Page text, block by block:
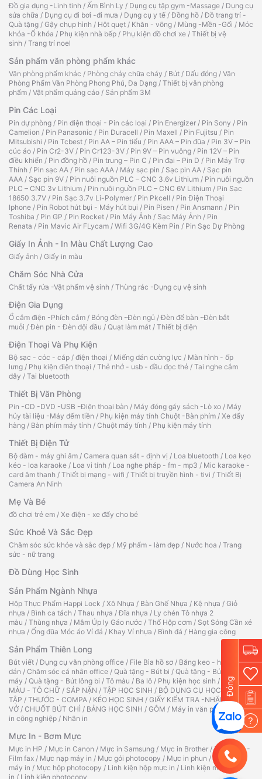
Đồ gia dụng -Linh tinh / Ấm Bình Ly / Dụng cụ tập gym -Massage / Dụng cụ
sửa chữa / Dụng cụ đi bơi -đi mưa / Dụng cụ y tế /Đồng hồ /Đồ trang trí -
Quà tặng / Gậy chụp hình / Hột quẹt / Khăn - võng / Mùng -Mền -Gối / Móc
khóa -Ổ khóa / Phụ kiện nhà bếp / Phụ kiện đồ chơi xe / Thiết bị vệ
sinh / Trang trí noel
Sản phẩm văn phòng phẩm khác
Văn phòng phẩm khác / Phòng cháy chữa cháy / Bút / Dấu đóng / Văn
Phòng Phẩm Văn Phòng Phong Phú, Đa Dạng / Thiết bị văn phòng
phẩm / Vật phẩm quảng cáo / Sản phẩm 3M
Pin Các Loại
Pin dự phòng / Pin điện thoại - Pin các loại / Pin Energizer / Pin Sony / Pin
Camelion / Pin Panasonic / Pin Duracell / Pin Maxell / Pin Fujitsu / Pin
Mitsubishi / Pin Tcbest / Pin AA – Pin tiểu / Pin AAA – Pin đũa / Pin 3V – Pin
cúc áo / Pin Cr2-3V / Pin Cr123-3V / Pin 9V – Pin vuông / Pin 12V – Pin
điều khiển / Pin đồng hồ / Pin trung – Pin C / Pin đại – Pin D / Pin Máy Trợ
Thính / Pin sạc AA / Pin sạc AAA / Máy sạc pin / Sạc pin AA / Sạc pin
AAA / Sạc pin 9V / Pin nuôi nguồn PLC – CNC 3.6v Lithium / Pin nuôi nguồn
PLC – CNC 3v Lithium / Pin nuôi nguồn PLC – CNC 6V Lithium / Pin Sạc
18650 3.7V / Pin Sạc 3.7v Li-Polymer / Pin Pkcell / Pin Điện Thoại
Iphone / Pin Robot hút bụi - Máy hút bụi / Pin Pisen / Pin Ansmann / Pin
Toshiba / Pin GP / Pin Rocket / Pin Máy Ảnh / Sạc Máy Ảnh / Pin
Renata / Pin Mavic Air FLycam / Wifi 3G/4G Kèm Pin / Pin Sạc Dự Phòng
Giấy In Ảnh - In Màu Chất Lượng Cao
Giấy ảnh / Giấy in màu
Chăm Sóc Nhà Cửa
Chất tẩy rửa -Vật phẩm vệ sinh / Thùng rác -Dụng cụ vệ sinh
Điện Gia Dụng
Ổ cắm điện -Phích cắm / Bóng đèn -Đèn ngủ /Đèn để bàn -Đèn bắt
muỗi /Đèn pin - Đèn đội đầu / Quạt làm mát / Thiết bị điện
Điện Thoại Và Phụ Kiện
Bộ sạc - cóc - cáp / điện thoại / Miếng dán cường lực / Màn hình - ốp
lưng / Phụ kiện điện thoại / Thẻ nhớ - usb - đầu đọc thẻ / Tai nghe cắm
dây / Tai bluetooth
Thiết Bị Văn Phòng
Pin -CD -DVD -USB -Điện thoại bàn / Máy đóng gáy sách -Lò xo / Máy
hủy tài liệu -Máy đếm tiền / Phụ kiện máy tính Chuột -Bàn phím / Xe đẩy
hàng / Bàn phím máy tính / Chuột máy tính / Phụ kiện máy tính
Thiết Bị Điện Tử
Bộ đàm - máy ghi âm / Camera quan sát - định vị / Loa bluetooth / Loa kẹo
kéo - loa karaoke / Loa vi tính / Loa nghe pháp - fm - mp3 / Mic karaoke -
card âm thanh / Thiết bị mạng - wifi / Thiết bị truyền hình - tivi / Thiết Bị
Camera An Ninh
Mẹ Và Bé
đồ chơi trẻ em / Xe điện - xe đẩy cho bé
Sức Khoẻ Và Sắc Đẹp
Chăm sóc sức khỏe và sắc đẹp / Mỹ phẩm - làm đẹp / Nước hoa / Trang
sức - nữ trang
Đồ Dùng Học Sinh
Sản Phẩm Ngành Nhựa
Hộp Thực Phẩm Happi Lock / Xô Nhựa / Bàn Ghế Nhựa / Kệ nhựa / Giỏ
nhựa / Bình ca tách / Thau nhựa /Đĩa nhựa / Ly chén Tô nhựa 2
màu / Thùng nhựa / Mâm Úp ly Gáo nước / Thố Hộp cơm / Sọt Sóng Cần xé
nhựa / Ống đũa Móc áo Vỉ đá / Khay Vỉ nhựa / Bình đá / Hàng gia công
Sản Phẩm Thiên Long
Bút viết / Dụng cụ văn phòng office / File Bìa hồ sơ / Băng keo - hồ
dán / Chăm sóc cá nhân office / Quà tặng - Bút bi / Quà tặng - Bút
máy / Quà tặng - Bút lông bi / Tô màu / Ba lô / Phụ kiện học sinh /
TẬP TÔ
MÀU - TÔ CHỮ / SÁP NẶN / TẬP HỌC SINH / BỘ DỤNG CỤ HỌC
TẬP / THƯỚC - COMPA / KÉO HỌC SINH / GIẤY KIỂM TRA -NHÃN
VỞ / CHUỐT BÚT CHÌ / BẢNG HỌC SINH / GÔM / Máy in văn phòng
Máy
in công nghiệp / Nhãn in
Mực In - Bơm Mực
Mực in HP / Mực in Canon / Mực in Samsung / Mực in Brother /Ruy băng -
Film fax / Mực nạp máy in / Mực gói photocopy / Mực in phun / Hộp mực
máy in / Mực hộp photocopy / Linh kiện hộp mực in / Linh kiện máy
in / Linh kiện photocopy
Đóng
?